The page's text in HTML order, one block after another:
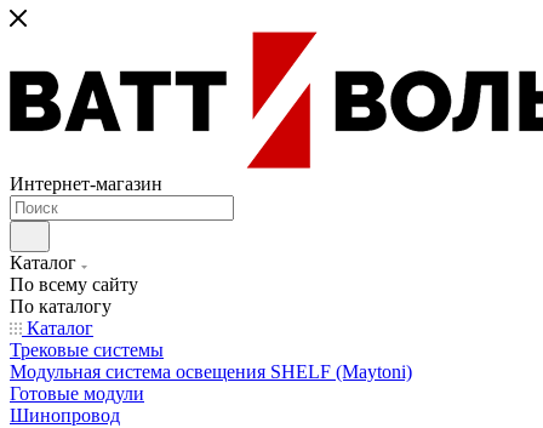
Интернет-магазин
Каталог
По всему сайту
По каталогу
Каталог
Трековые системы
Модульная система освещения SHELF (Maytoni)
Готовые модули
Шинопровод